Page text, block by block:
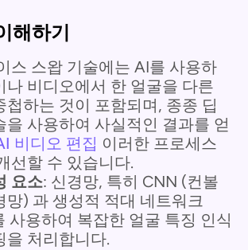
해하기
스 스왑 기술에는 AI를 사용하
나 비디오에서 한 얼굴을 다른
첩하는 것이 포함되며, 종종 딥
을 사용하여 사실적인 결과를 얻
비디오 편집 이러한 프로세스
선할 수 있습니다.
요소: 신경망, 특히 CNN (컨볼
망) 과 생성적 적대 네트워크
사용하여 복잡한 얼굴 특징 인식
을 처리합니다.